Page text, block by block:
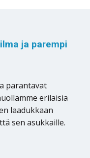
ja parempi
parantavat
erilaisia
laadukkaan
sen asukkaille.